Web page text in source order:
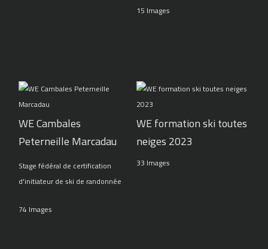
15 Images
WE Cambales
Peterneille Marcadau
Stage fédéral de certification
d'initiateur de ski de randonnée
74 Images
WE formation ski toutes
neiges 2023
33 Images